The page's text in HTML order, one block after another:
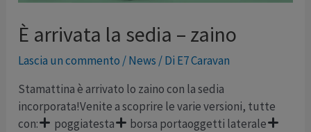
È arrivata la sedia – zaino
Lascia un commento /News / Di E7 Caravan
Stamattina è arrivato lo zaino con la sedia
incorporata!Venite a scoprire le varie versioni, tutte
con:
poggiatesta
borsa portaoggetti laterale